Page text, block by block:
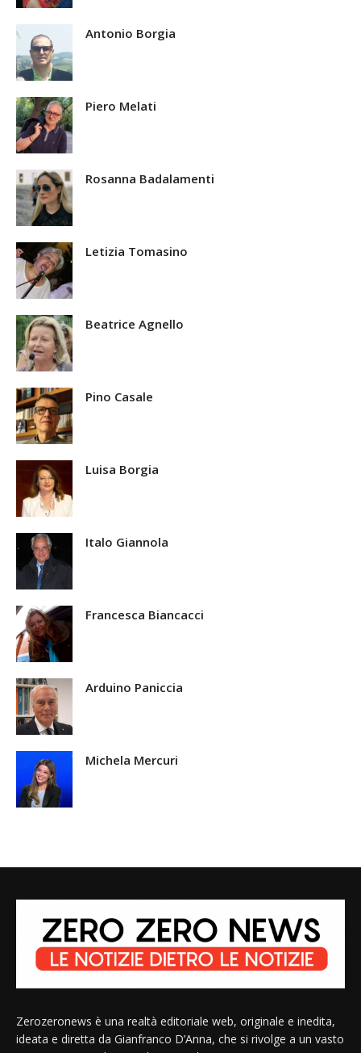
Antonio Borgia
Piero Melati
Rosanna Badalamenti
Letizia Tomasino
Beatrice Agnello
Pino Casale
Luisa Borgia
Italo Giannola
Francesca Biancacci
Arduino Paniccia
Michela Mercuri
Zerozeronews è una realtà editoriale web, originale e inedita,
ideata e diretta da Gianfranco D’Anna, che si rivolge a un vasto